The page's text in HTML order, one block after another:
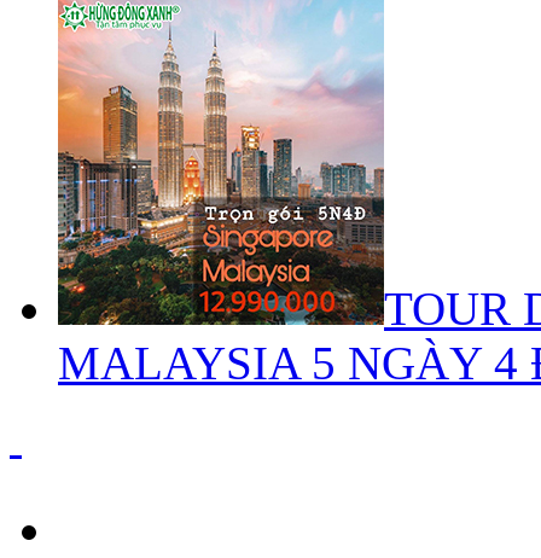
TOUR
MALAYSIA 5 NGÀY 4